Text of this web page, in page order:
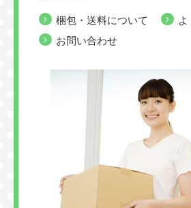
梱包・送料について
お問い合わせ